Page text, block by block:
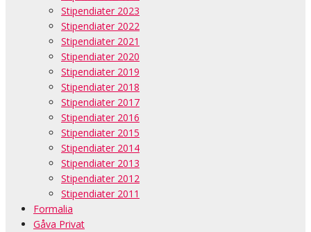
Stipendiater 2023
Stipendiater 2022
Stipendiater 2021
Stipendiater 2020
Stipendiater 2019
Stipendiater 2018
Stipendiater 2017
Stipendiater 2016
Stipendiater 2015
Stipendiater 2014
Stipendiater 2013
Stipendiater 2012
Stipendiater 2011
Formalia
Gåva Privat